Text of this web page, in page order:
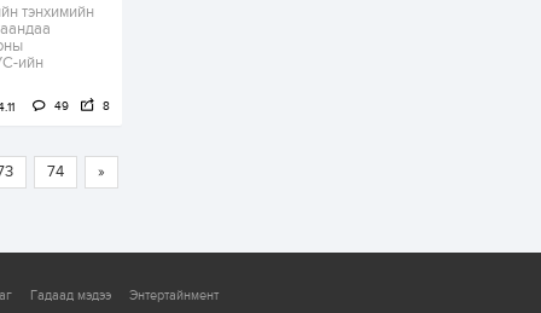
тэнхимийн
ийн
49 8
74 »
Гадаад мэдээ Энтертайнмент